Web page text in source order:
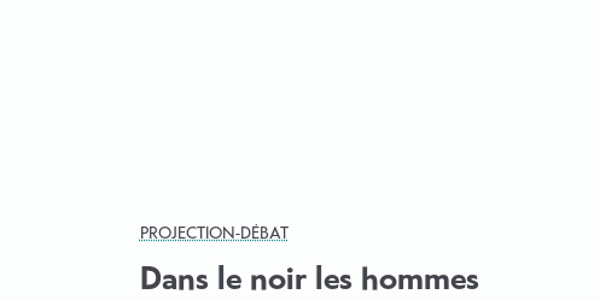
PROJECTION-DÉBAT
Dans le noir les hommes